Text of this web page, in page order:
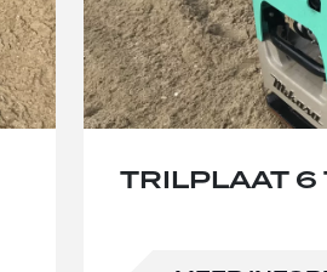
TRILPLAAT 6